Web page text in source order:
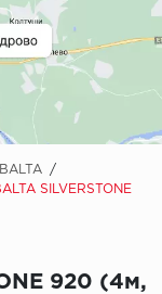
Adelar
Alfa
AllureFloor
Alpine floor
/
SILVERSTONE
920 (4м,